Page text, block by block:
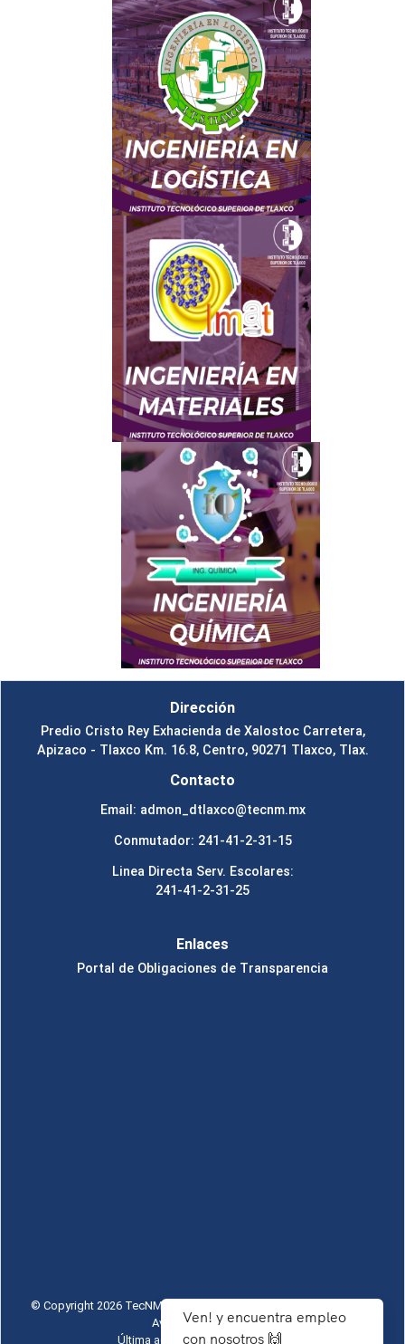
Ven! y encuentra empleo
con nosotros 🙌
Dirección
Predio Cristo Rey Exhacienda de Xalostoc Carretera,
Apizaco - Tlaxco Km. 16.8, Centro, 90271 Tlaxco, Tlax.
Contacto
Email: admon_dtlaxco@tecnm.mx
Conmutador: 241-41-2-31-15
Linea Directa Serv. Escolares:
241-41-2-31-25
Enlaces
Portal de Obligaciones de Transparencia
© Copyright 2026 TecNM - Todos los Derechos Reservados ITST
Aviso de Privacidad
Última actualización: 27/07/2026